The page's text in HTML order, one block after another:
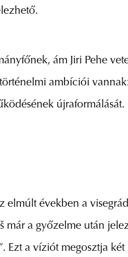
ám Jiri Pehe
ambíciói
újraformálását.
években a
a győzelme után
. Ezt a víziót megosztja